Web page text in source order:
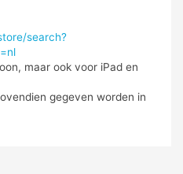
search?
maar ook voor iPad en
gegeven worden in